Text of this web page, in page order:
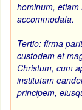
hominum,
accommodata.
Tertio: firma
custodem et
Christum, cum
institutam
principem,